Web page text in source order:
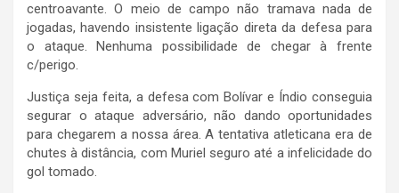
centroavante. O meio de campo não tramava nada de
jogadas, havendo insistente ligação direta da defesa para
o ataque. Nenhuma possibilidade de chegar à frente
c/perigo.
Justiça seja feita, a defesa com Bolívar e Índio conseguia
segurar o ataque adversário, não dando oportunidades
para chegarem a nossa área. A tentativa atleticana era de
chutes à distância, com Muriel seguro até a infelicidade do
gol tomado.